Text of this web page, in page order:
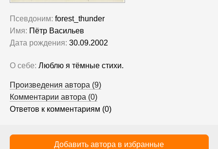
Псевдоним: forest_thunder
Имя: Пётр Васильев
Дата рождения: 30.09.2002
О себе: Люблю я тёмные стихи.
Произведения автора (9)
Комментарии автора (0)
Ответов к комментариям (0)
Добавить автора в избранные